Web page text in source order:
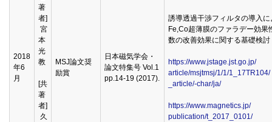
2018
年6
月
著
者]
宮
本
光
教
[共
著
者]
久
MSJ論文奨
励賞
日本磁気学会・
論文特集号 Vol.1
pp.14-19 (2017).
誘導透過干渉フィルタの導入に
Fe,Co超薄膜のファラデー効果
数の改善効果に関する基礎検討
https://www.jstage.jst.go.jp/
article/msjtmsj/1/1/1_17TR104/
_article/-char/ja/
https://www.magnetics.jp/
publication/t_2017_0101/